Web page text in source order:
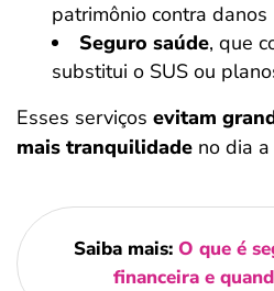
patrimônio contra danos
Seguro saúde, que
substitui o SUS ou
Esses serviços evitam
mais tranquilidade no dia a
Saiba mais: O que é
financeira e